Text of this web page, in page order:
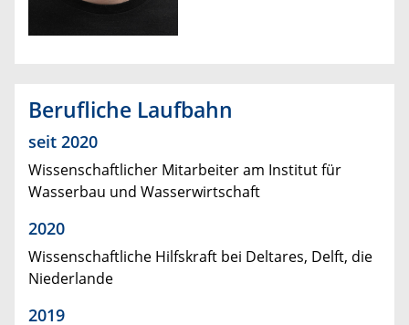
Berufliche Laufbahn
seit 2020
Wissenschaftlicher Mitarbeiter am Institut für
Wasserbau und Wasserwirtschaft
2020
Wissenschaftliche Hilfskraft bei Deltares, Delft, die
Niederlande
2019